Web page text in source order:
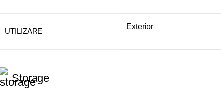
UTILIZARE
Exterior
Storage